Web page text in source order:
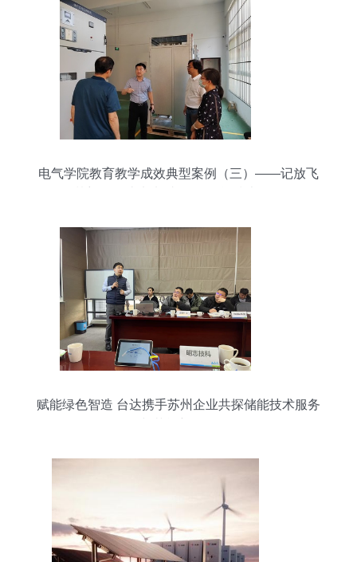
电气学院教育教学成效典型案例（三）——记放飞
赋能绿色智造 台达携手苏州企业共探储能技术服务